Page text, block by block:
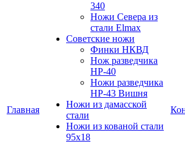
Главная
340
Ножи Севера из
стали Elmax
Советские ножи
Финки НКВД
Нож разведчика
НР-40
Ножи разведчика
НР-43 Вишня
Ножи из дамасской
стали
Ножи из кованой стали
95х18